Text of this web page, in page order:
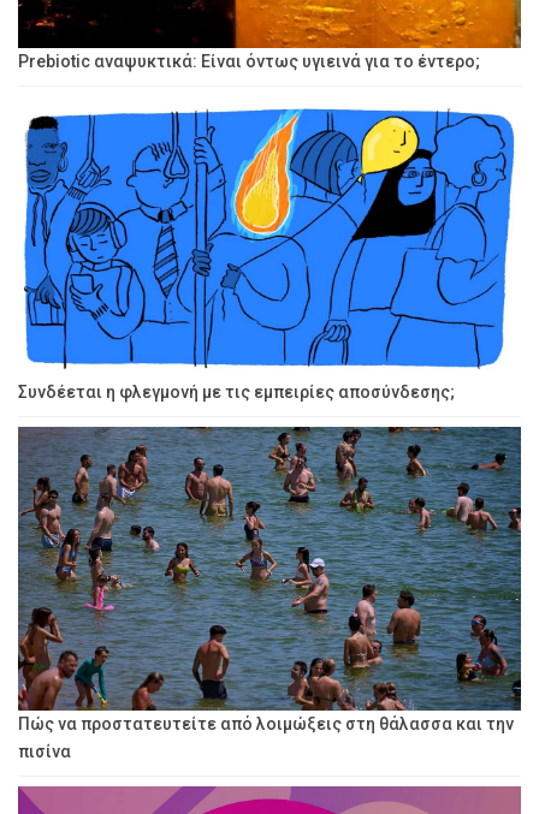
Prebiotic αναψυκτικά: Είναι όντως υγιεινά για το έντερο;
Συνδέεται η φλεγμονή με τις εμπειρίες αποσύνδεσης;
Πώς να προστατευτείτε από λοιμώξεις στη θάλασσα και την
πισίνα